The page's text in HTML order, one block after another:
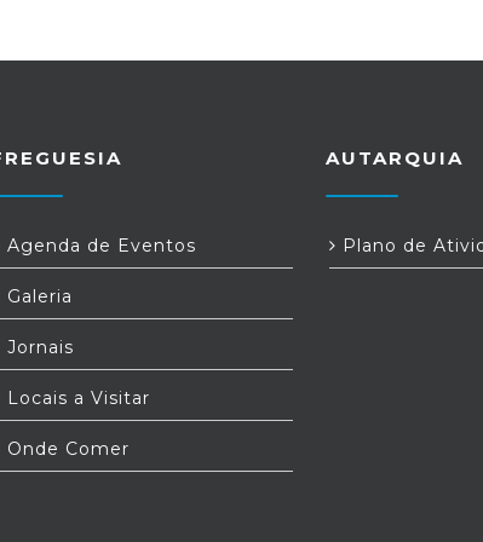
Agenda de Eventos
Galeria
Jornais
Locais a Visitar
Onde Comer
AUTARQUIA
Plano de